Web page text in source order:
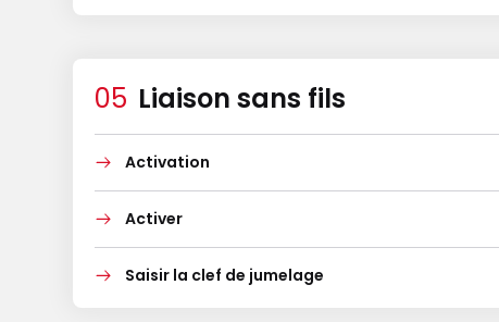
Liaison sans fils
Activation
Activer
Saisir la clef de jumelage